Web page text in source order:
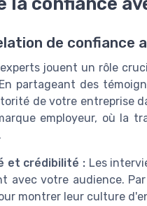
de confiance
jouent un rôle
partageant des
de votre entreprise
employeur, où la
et crédibilité : Les
avec votre audience.
montrer leur culture